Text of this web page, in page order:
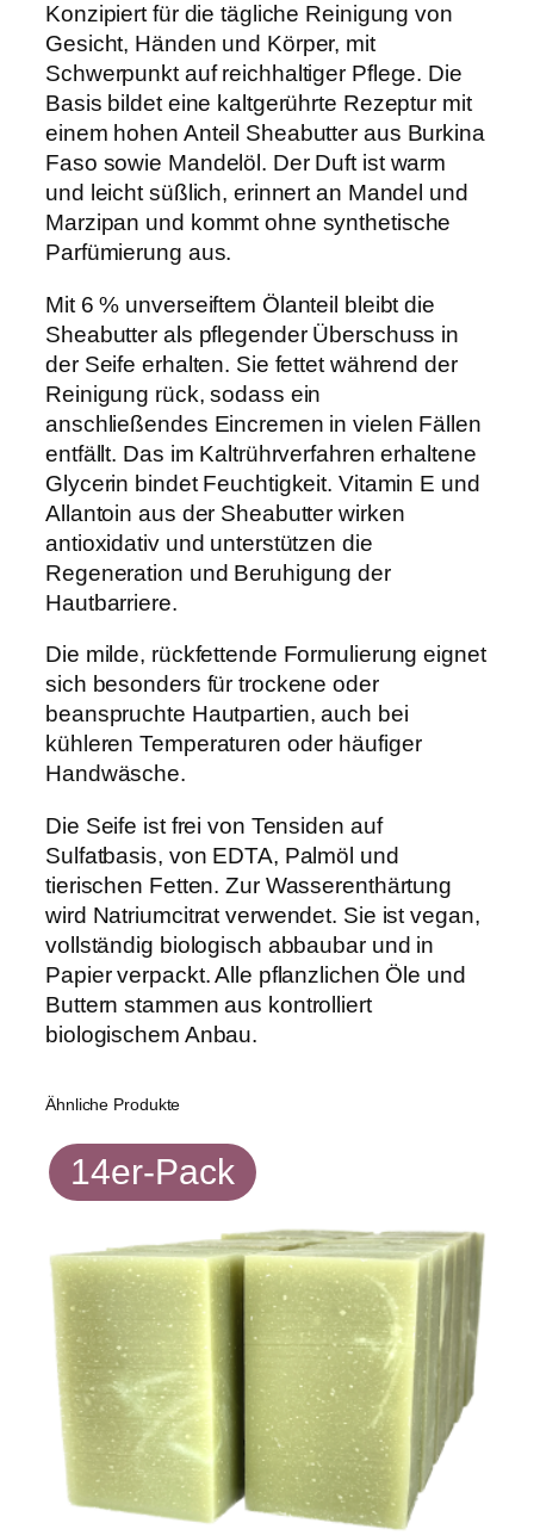
e
l
–
m
i
t
B
i
o
-
S
h
e
u
e
r
1
0
0
g
M
n
g
e
Konzipiert für die tägliche Reinigung von
Gesicht, Händen und Körper, mit
Schwerpunkt auf reichhaltiger Pflege. Die
Basis bildet eine kaltgerührte Rezeptur mit
einem hohen Anteil Sheabutter aus Burkina
Faso sowie Mandelöl. Der Duft ist warm
und leicht süßlich, erinnert an Mandel und
Marzipan und kommt ohne synthetische
Parfümierung aus.
Mit 6 % unverseiftem Ölanteil bleibt die
Sheabutter als pflegender Überschuss in
der Seife erhalten. Sie fettet während der
Reinigung rück, sodass ein
anschließendes Eincremen in vielen Fällen
entfällt. Das im Kaltrührverfahren erhaltene
Glycerin bindet Feuchtigkeit. Vitamin E und
Allantoin aus der Sheabutter wirken
antioxidativ und unterstützen die
Regeneration und Beruhigung der
Hautbarriere.
Die milde, rückfettende Formulierung eignet
sich besonders für trockene oder
beanspruchte Hautpartien, auch bei
kühleren Temperaturen oder häufiger
Handwäsche.
Die Seife ist frei von Tensiden auf
Sulfatbasis, von EDTA, Palmöl und
tierischen Fetten. Zur Wasserenthärtung
wird Natriumcitrat verwendet. Sie ist vegan,
vollständig biologisch abbaubar und in
Papier verpackt. Alle pflanzlichen Öle und
Buttern stammen aus kontrolliert
biologischem Anbau.
Ähnliche Produkte
14er-Pack